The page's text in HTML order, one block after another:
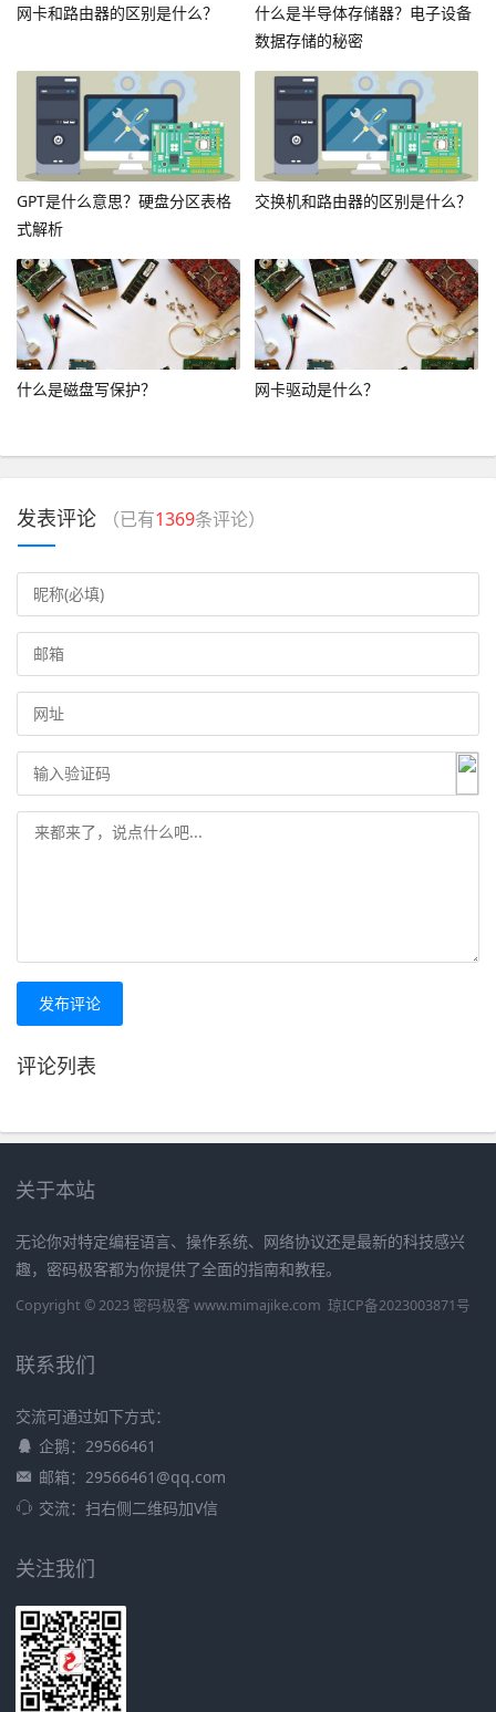
网卡和路由器的区别是什么？
什么是半导体存储器？电子设备
数据存储的秘密
GPT是什么意思？硬盘分区表格
式解析
交换机和路由器的区别是什么？
什么是磁盘写保护？ 网卡驱动是什么？
发表评论 （已有1369条评论）
发布评论
评论列表
关于本站
无论你对特定编程语言、操作系统、网络协议还是最新的科技感兴
趣，密码极客都为你提供了全面的指南和教程。
Copyright © 2023 密码极客 www.mimajike.com 琼ICP备2023003871号
联系我们
交流可通过如下方式：
企鹅：29566461
邮箱：29566461@qq.com
交流：扫右侧二维码加V信
关注我们